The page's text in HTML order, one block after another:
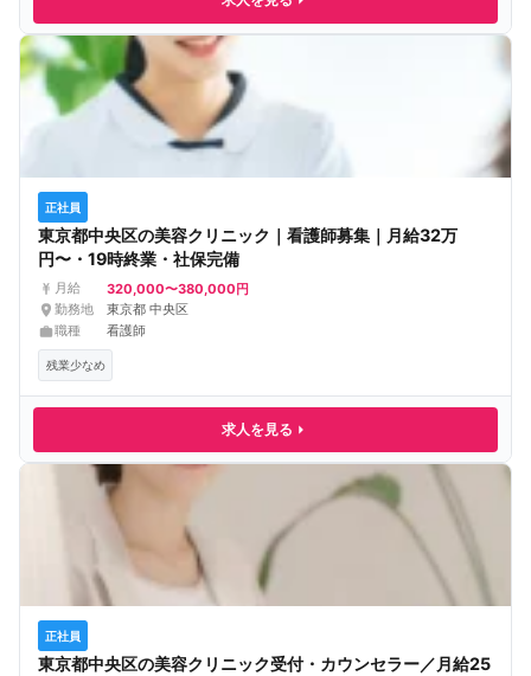
正社員
東京都中央区の美容クリニック｜看護師募集｜月給32万
円〜・19時終業・社保完備
月給 320,000〜380,000円
勤務地
東京都 中央区
職種
看護師
残業少なめ
求人を見る
正社員
東京都中央区の美容クリニック受付・カウンセラー／月給25